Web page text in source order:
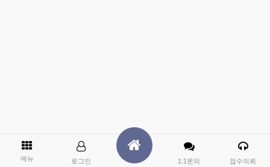
메뉴 로그인 1:1문의 접수의뢰